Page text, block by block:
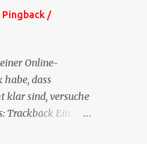
Art sehen Sie
hier oben rechts
ich
XING-Tipp-
nur an einer
Pingback /
Online-
habe, dass
klar sind, versuche
Trackback Ein